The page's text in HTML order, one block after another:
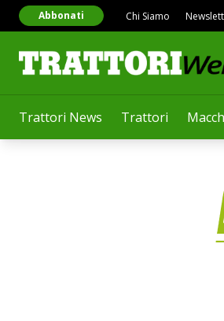
Trattori News Trattori
Abbonati Chi Siamo